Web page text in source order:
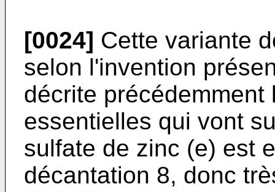
[0024] Cette variante
selon l'invention
décrite précédemment
essentielles qui vont
sulfate de zinc (e) est
décantation 8, donc